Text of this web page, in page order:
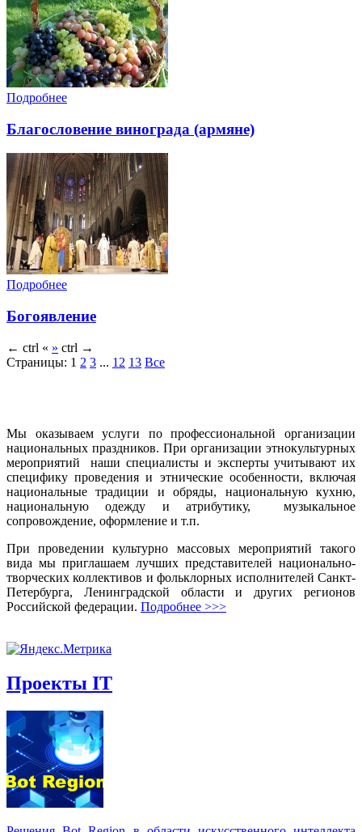
Подробнее
Благословение винограда (армяне)
Подробнее
Богоявление
← ctrl « » ctrl →
Страницы: 1 2 3 ... 12 13 Все
Мы оказываем услуги по профессиональной организации
национальных праздников. При организации этнокультурных
мероприятий наши специалисты и эксперты учитывают их
специфику проведения и этнические особенности, включая
национальные традиции и обряды, национальную кухню,
национальную одежду и атрибутику, музыкальное
сопровождение, оформление и т.п.
При проведении культурно массовых мероприятий такого
вида мы приглашаем лучших представителей национально-
творческих коллективов и фольклорных исполнителей Санкт-
Петербурга, Ленинградской области и других регионов
Российской федерации. Подробнее >>>
Проекты IT